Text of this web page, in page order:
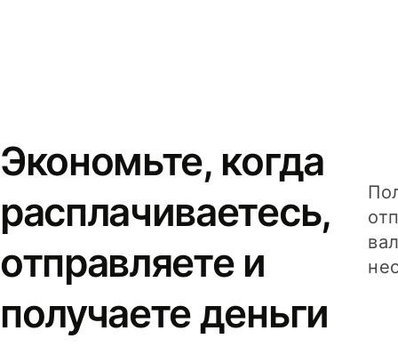
Экономьте, когда
расплачиваетесь,
отправляете и
получаете деньги